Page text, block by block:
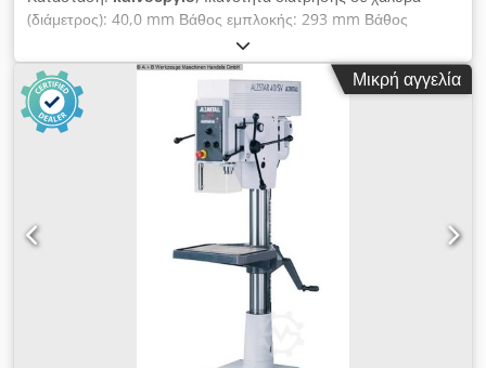
(διάμετρος): 40,0 mm Βάθος εμπλοκής: 293 mm Βάθος
διάτρησης: 120 mm Κώνος Morse: 3 MK Τραπέζι: 515 x 360
mm Ταχύτητα περιστροφής: 160 - 2250 στροφές/λεπτό
Διάμετρος στήλης: 115 mm Τροφοδοσία: 0,10 + 0,20 mm/
περιστροφή Υποδοχές τύπου Τ: 2 x 14 x 224 mm Απόσταση
άξονα - τραπέζι: 117 / 701 mm Ισχύς κινητήρα: 1,45 / 1,90 kW
Βάρος: 285 kg Ύψος μηχανήματος: 1840 mm ΝΕΑ ΣΕΙΡΑ
ΜΟΝΤΕΛΩΝ ALZMETALL Οθόνη 7'' TFT-LCD με λειτουργία
αφής: * Ρύθμιση επιθυμητών στροφών ατράκτου * Ένδειξη
πραγματικών στροφών * Ενσωματωμένη ένδειξη βάθους
διάτρησης * Με λειτουργία αφής για λήψη σημείου μηδέν *
Εικονική κλίμακα βάθους διάτρησης στην οθόνη * Εμφάνιση
κατάστασης μηχανήματος και προειδοποιητικά μηνύματα στην
οθόνη * Πληροφορίες συντήρησης * Επιλογή γλώσσας
χειρισμού: DE/EN/FR/ES/IT/NL/RU Chedexab Rhopfx Agusa
Εξοπλισμός: - Ατέρμονη ρύθμιση ταχύτητας μέσω μοχλού
Μικρή αγγελία